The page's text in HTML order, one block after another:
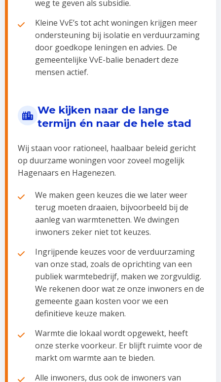
weg te geven als subsidie.
Kleine VvE’s tot acht woningen krijgen meer
ondersteuning bij isolatie en verduurzaming
door goedkope leningen en advies. De
gemeentelijke VvE-balie benadert deze
mensen actief.
We kijken naar de lange
termijn én naar de hele stad
Wij staan voor rationeel, haalbaar beleid gericht
op duurzame woningen voor zoveel mogelijk
Hagenaars en Hagenezen.
We maken geen keuzes die we later weer
terug moeten draaien, bijvoorbeeld bij de
aanleg van warmtenetten. We dwingen
inwoners zeker niet tot keuzes.
Ingrijpende keuzes voor de verduurzaming
van onze stad, zoals de oprichting van een
publiek warmtebedrijf, maken we zorgvuldig.
We rekenen door wat ze onze inwoners en de
gemeente gaan kosten voor we een
definitieve keuze maken.
Warmte die lokaal wordt opgewekt, heeft
onze sterke voorkeur. Er blijft ruimte voor de
markt om warmte aan te bieden.
Alle inwoners, dus ook de inwoners van